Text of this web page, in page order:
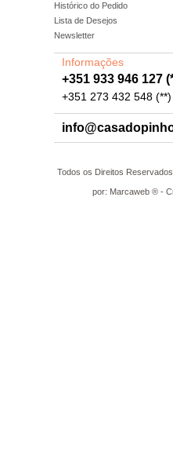
Histórico do Pedido
Lista de Desejos
Newsletter
Informações
+351 933 946 127
+351 273 432 548 (**)
Todos os Direitos
por: Marcaweb ® -